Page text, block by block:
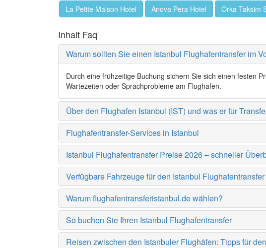
La Petite Maison Hotel Anova Pera Hotel Orka Taksim
Inhalt Faq
Warum sollten Sie einen Istanbul Flughafentransfer im
Durch eine frühzeitige Buchung sichern Sie sich einen festen
Wartezeiten oder Sprachprobleme am Flughafen.
Über den Flughafen Istanbul (IST) und was er für
Flughafentransfer-Services in Istanbul
Istanbul Flughafentransfer Preise 2026 – schneller
Verfügbare Fahrzeuge für den Istanbul Flughafentransfer
Warum flughafentransferistanbul.de wählen?
So buchen Sie Ihren Istanbul Flughafentransfer
Reisen zwischen den Istanbuler Flughäfen: Tipps für